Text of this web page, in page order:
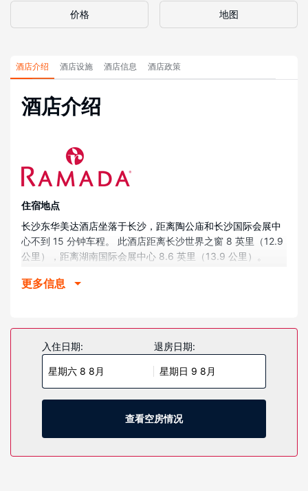
价格 地图
酒店介绍 酒店设施 酒店信息 酒店政策
酒店介绍
住宿地点
长沙东华美达酒店坐落于长沙，距离陶公庙和长沙国际会展中
心不到 15 分钟车程。 此酒店距离长沙世界之窗 8 英里（12.9
公里），距离湖南国际会展中心 8.6 英里（13.9 公里）。
客房
在长沙东华美达酒店，您可以去餐厅享用美餐。
其他设施
特色服务/设施包括收费高速有线上网、快速入住和快速退房。
更多信息
入住日期:
星期六 8 8月
退房日期:
星期日 9 8月
查看空房情况